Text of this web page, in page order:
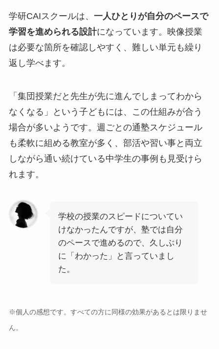
学研CAIスクールは、 一人ひとりが自分のペースで
学習を進められる設計になっています。映像授業
は必要な箇所を確認しやすく、難しい単元も繰り
返し学べます。
「集団授業だと先生が先に進んでしまってわから
なくなる」という子どもには、この仕組みが合う
場合が多いようです。週ごとの通塾スケジュール
も柔軟に組める教室が多く、部活や習い事と両立
しながら通い続けている中学生の事例も見受けら
れます。
学校の授業のスピードについてい
けなかったんですが、塾では自分
のペースで進めるので、久しぶり
に「わかった」と言っていまし
た。
※個人の感想です。すべての方に同様の効果があるとは限りませ
ん。